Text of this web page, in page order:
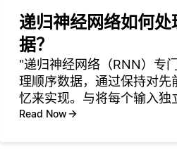
递归神经网络如何处
据？
"递归神经网络（RNN）专
理顺序数据，通过保持对先
忆来实现。与将每个输入独
统神经网络不同，RNN在其
Read Now